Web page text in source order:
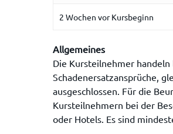
2 Wochen vor Kursbeginn
Allgemeines
Die Kursteilnehmer
Schadenersatzansprüche,
ausgeschlossen. Für die
Kursteilnehmern bei der
oder Hotels. Es sind